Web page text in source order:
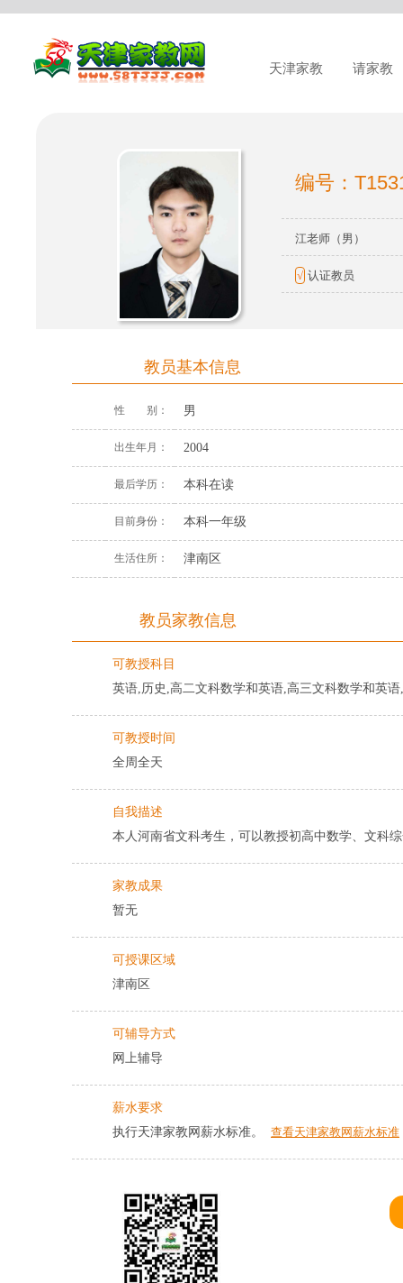
天津家教 请家教
编号：
江老师（男）
√ 认证教员
教员基本信息
性 别： 男
出生年月： 2004
最后学历： 本科在读
目前身份： 本科一年级
生活住所： 津南区
教员家教信息
可教授科目
英语,历史,高二文科数学和英语,高三文科数学和英
可教授时间
全周全天
自我描述
本人河南省文科考生，可以教授初高中数学、文科
家教成果
暂无
可授课区域
津南区
可辅导方式
网上辅导
薪水要求
执行天津家教网薪水标准。 查看天津家教网薪水标准